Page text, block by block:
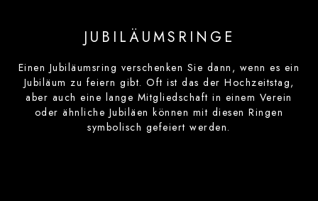
JUBILÄUMSRINGE
Einen Jubiläumsring verschenken Sie dann, wenn es ein
Jubiläum zu feiern gibt. Oft ist das der Hochzeitstag,
aber auch eine lange Mitgliedschaft in einem Verein
oder ähnliche Jubiläen können mit diesen Ringen
symbolisch gefeiert werden.